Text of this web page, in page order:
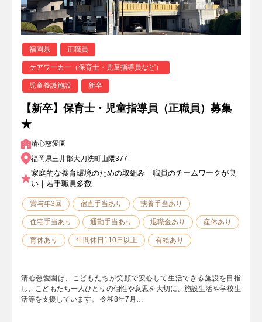
福岡県 正職員
ケアワーカー（保育士・児童指導員など）
児童養護施設 新卒
【新卒】保育士・児童指導員（正職員）募集
★
清心慈愛園
福岡県三井郡大刀洗町山隈377
家庭的な養育環境のための取組み｜職員のチームワークが良
い｜若手職員多数
賞与年3回 宿直手当あり 扶養手当あり
住宅手当あり 通勤手当あり 退職金あり 産休あり
育休あり 年間休日110日以上 有給あり
清心慈愛園は、こどもたちが笑顔で安心して生活できる施設を目指
し、こどもたち一人ひとりの個性や意思を大切に、施設生活や学校生
活等を支援しています。 令和8年7月…